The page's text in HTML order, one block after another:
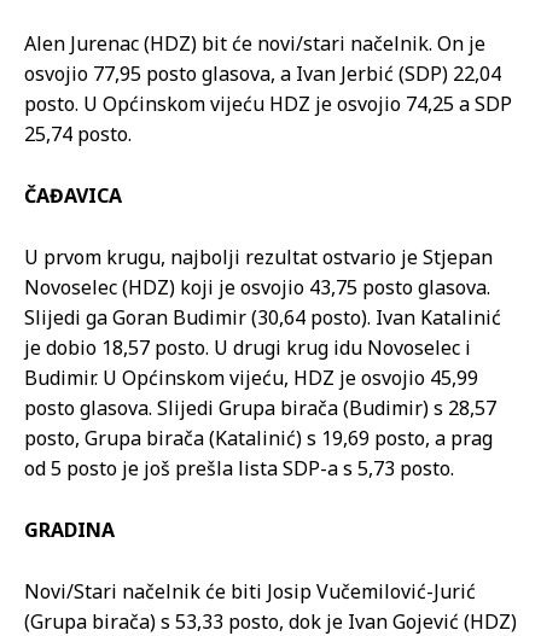
Alen Jurenac (HDZ) bit će novi/stari načelnik. On je
osvojio 77,95 posto glasova, a Ivan Jerbić (SDP) 22,04
posto. U Općinskom vijeću HDZ je osvojio 74,25 a SDP
25,74 posto.
ČAĐAVICA
U prvom krugu, najbolji rezultat ostvario je Stjepan
Novoselec (HDZ) koji je osvojio 43,75 posto glasova.
Slijedi ga Goran Budimir (30,64 posto). Ivan Katalinić
je dobio 18,57 posto. U drugi krug idu Novoselec i
Budimir. U Općinskom vijeću, HDZ je osvojio 45,99
posto glasova. Slijedi Grupa birača (Budimir) s 28,57
posto, Grupa birača (Katalinić) s 19,69 posto, a prag
od 5 posto je još prešla lista SDP-a s 5,73 posto.
GRADINA
Novi/Stari načelnik će biti Josip Vučemilović-Jurić
(Grupa birača) s 53,33 posto, dok je Ivan Gojević (HDZ)